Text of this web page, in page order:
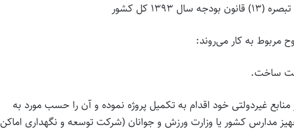
۱۳۹۳ کل کشور
ساخت.
غیردولتی خود اقدام به تکمیل پروژه نموده و آن را حسب مورد به
مدارس کشور یا وزارت ورزش و جوانان (شرکت توسعه و نگهداری اماکن